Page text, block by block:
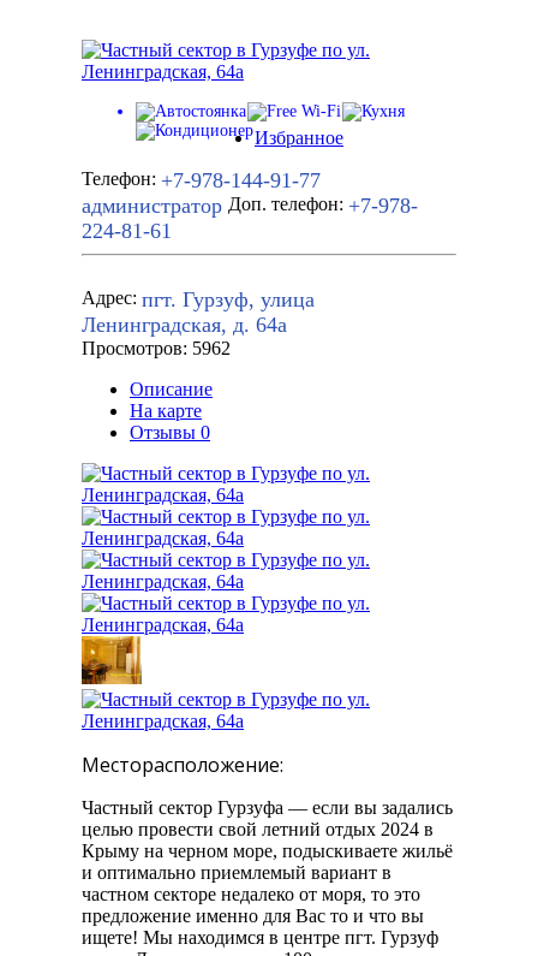
Избранное
Телефон: +7-978-144-91-77
администратор Доп. телефон: +7-978-
224-81-61
Адрес: пгт. Гурзуф, улица
Ленинградская, д. 64а
Просмотров: 5962
Описание
На карте
Отзывы 0
Месторасположение:
Частный сектор Гурзуфа — если вы задались
целью провести свой летний отдых 2024 в
Крыму на черном море, подыскиваете жильё
и оптимально приемлемый вариант в
частном секторе недалеко от моря, то это
предложение именно для Вас то и что вы
ищете! Мы находимся в центре пгт. Гурзуф